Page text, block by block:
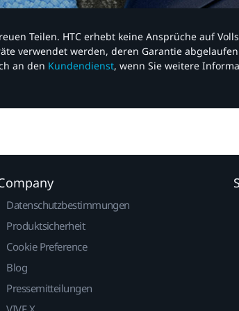
Teilen. HTC erhebt keine Ansprüche auf
verwendet werden, deren Garantie
an den Kundendienst, wenn Sie weitere
Datenschutzbestimmungen
Produktsicherheit
Cookie Preference
Blog
Pressemitteilungen